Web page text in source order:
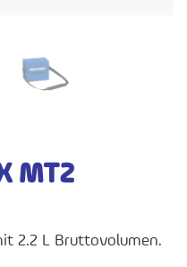
MT2
2.2 L Bruttovolumen.